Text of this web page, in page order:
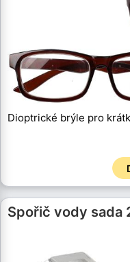
Dioptrické brýle pro
Spořič vody sada